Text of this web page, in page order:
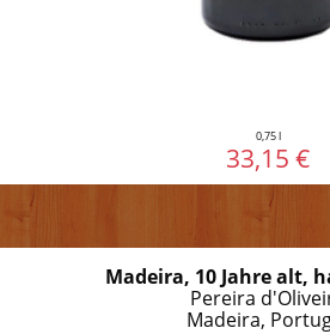
0,75 l
33,15 €
Madeira, 10 Jahre alt,
Pereira
Madeira,